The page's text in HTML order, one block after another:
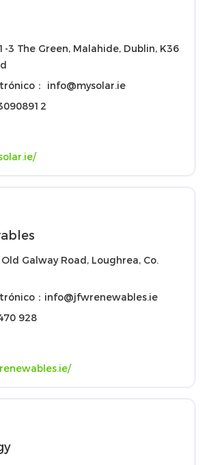
3 The Green, Malahide, Dublin, K36
：
info@mysolar.ie
Galway Road, Loughrea, Co.
： info@jfwrenewables.ie
928